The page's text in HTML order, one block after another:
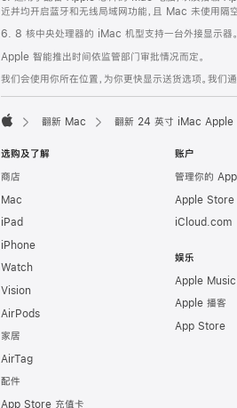
近并均开启蓝牙和无线局域网功能，且 Mac 未使用
6. 8 核中央处理器的 iMac 机型支持一台外接显示器
Apple 智能推出时间依监管部门审批情况而定。
我们会使用你所在位置，为你更快显示送货选项。我
翻新 Mac 翻新 24 英寸 iMac Apple
选购及了解
商店
Mac
iPad
iPhone
Watch
Vision
AirPods
家居
AirTag
配件
App Store 充值卡
账户
管理你的
Apple Store
iCloud.com
娱乐
Apple Music
Apple 播客
App Store